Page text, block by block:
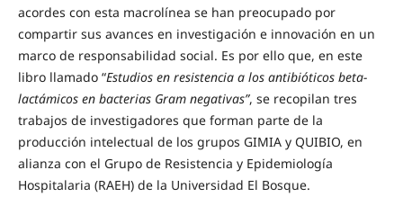
acordes con esta macrolínea se han preocupado por
compartir sus avances en investigación e innovación en un
marco de responsabilidad social. Es por ello que, en este
libro llamado “Estudios en resistencia a los antibióticos beta-
lactámicos en bacterias Gram negativas”, se recopilan tres
trabajos de investigadores que forman parte de la
producción intelectual de los grupos GIMIA y QUIBIO, en
alianza con el Grupo de Resistencia y Epidemiología
Hospitalaria (RAEH) de la Universidad El Bosque.